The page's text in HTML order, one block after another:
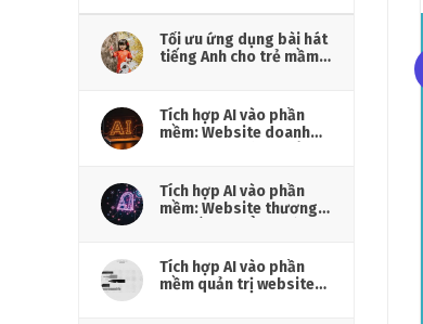
Tối ưu ứng dụng bài hát
tiếng Anh cho trẻ mầm
Tích hợp AI vào phần
mềm: Website doanh
Tích hợp AI vào phần
mềm: Website thương
Tích hợp AI vào phần
mềm quản trị website